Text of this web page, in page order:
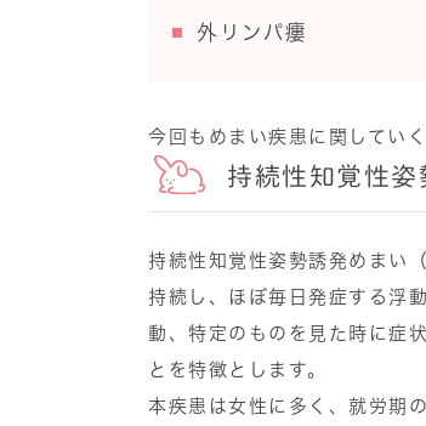
外リンパ瘻
今回もめまい疾患に関してい
持続性知覚性姿
持続性知覚性姿勢誘発めま
持続し、ほぼ毎日発症する浮
動、特定のものを見た時に症
とを特徴とします。
本疾患は女性に多く、就労期